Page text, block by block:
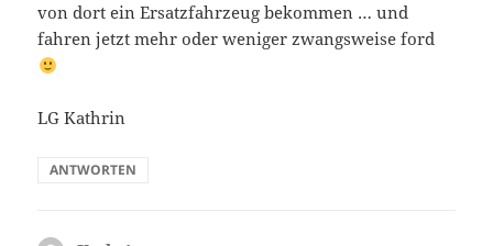
von dort ein Ersatzfahrzeug bekommen … und
fahren jetzt mehr oder weniger zwangsweise ford
LG Kathrin
ANTWORTEN